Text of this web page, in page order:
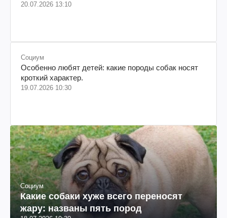
20.07.2026 13:10
Социум
Особенно любят детей: какие породы собак носят
кроткий характер.
19.07.2026 10:30
Социум
Какие собаки хуже всего переносят
жару: названы пять пород